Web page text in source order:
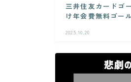
三井住友カードゴ
け年会費無料ゴー
2025.10.20